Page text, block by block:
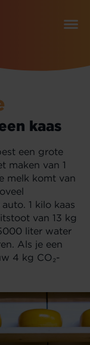
kaas
een grote
maken van 1
melk komt van
1 kilo kaas
van 13 kg
liter water
Als je een
4 kg CO₂-